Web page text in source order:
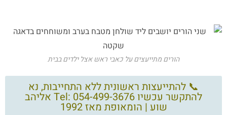
הורים מתייעצים על כאבי ראש אצל ילדים בבית
📞 להתייעצות ראשונית ללא התחייבות, נא
להתקשר עכשיו Tel: 054-499-3676 אליהב
שוע | הומאופת מאז 1992